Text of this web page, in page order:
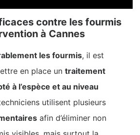
contre les fourmis
à Cannes
les fourmis, il est
en place un traitement
à l’espèce et au niveau
utilisent plusieurs
afin d’éliminer non